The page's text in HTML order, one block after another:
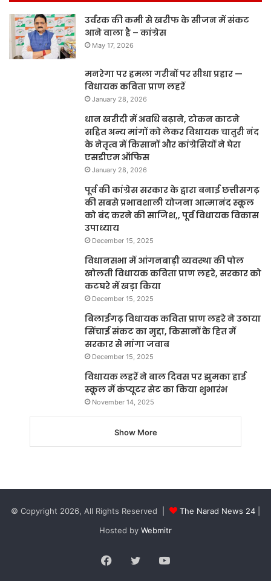
उर्वरक की कमी से खरीफ के सीजन में संकट
आने वाला है – कांग्रेस
May 17, 2026
मनरेगा पर हमला गरीबों पर सीधा प्रहार —
विधायक कविता प्राण लहरें
January 28, 2026
धान खरीदी में अवधि बढ़ाने, टोकन काटने
सहित अन्य मांगों को लेकर विधायक चातुरी नंद
के नेतृत्व में किसानों और कांग्रेसियों ने घेरा
एसडीएम ऑफिस
January 28, 2026
पूर्व की कांग्रेस सरकार के द्वारा बनाई छत्तीसगढ़
की सबसे प्रभावशाली योजना आत्मानंद स्कूल
को बंद करने की साजिश,, पूर्व विधायक विकास
उपाध्याय
December 15, 2025
विधानसभा में आंगनबाड़ी व्यवस्था की पोल
खोलती विधायक कविता प्राण लहरे, सरकार को
कटघरे में खड़ा किया
December 15, 2025
बिलाईगढ़ विधायक कविता प्राण लहरे ने उठाया
सिंचाई संकट का मुद्दा, किसानों के हित में
सरकार से मांगा जवाब
December 15, 2025
विधायक लहरें ने बाल दिवस पर झुमका हाई
स्कूल में कंप्यूटर सेट का किया शुभारंभ
November 14, 2025
Show More
© Copyright 2026, All Rights Reserved | The Narad News 24
Hosted by Webmitr
Facebook
TwitterYouTube